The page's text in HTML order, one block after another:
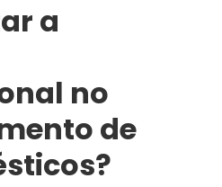
a
no
de